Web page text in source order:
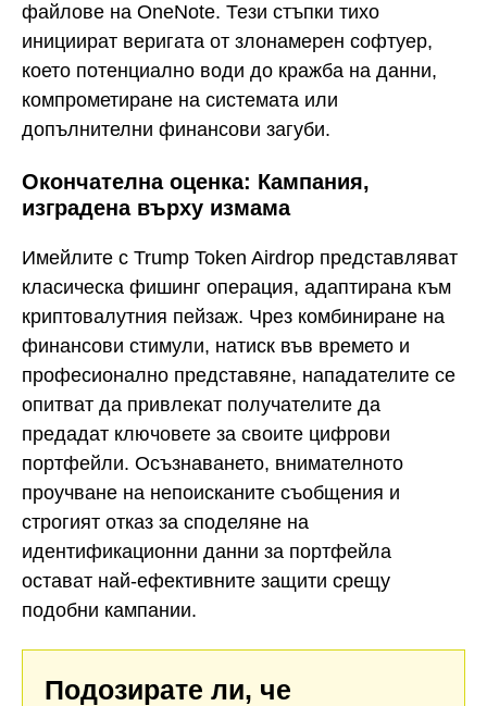
файлове на OneNote. Тези стъпки тихо
инициират веригата от злонамерен софтуер,
което потенциално води до кражба на данни,
компрометиране на системата или
допълнителни финансови загуби.
Окончателна оценка: Кампания,
изградена върху измама
Имейлите с Trump Token Airdrop представляват
класическа фишинг операция, адаптирана към
криптовалутния пейзаж. Чрез комбиниране на
финансови стимули, натиск във времето и
професионално представяне, нападателите се
опитват да привлекат получателите да
предадат ключовете за своите цифрови
портфейли. Осъзнаването, внимателното
проучване на непоисканите съобщения и
строгият отказ за споделяне на
идентификационни данни за портфейла
остават най-ефективните защити срещу
подобни кампании.
Подозирате ли, че